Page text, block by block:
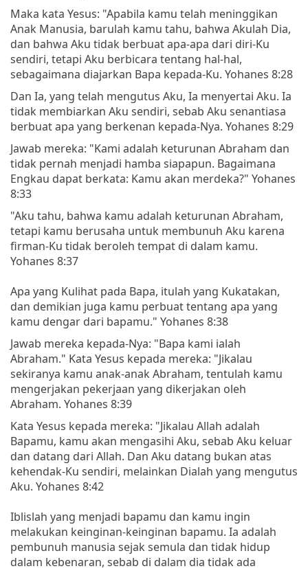
Maka kata Yesus: "Apabila kamu telah meninggikan
Anak Manusia, barulah kamu tahu, bahwa Akulah Dia,
dan bahwa Aku tidak berbuat apa-apa dari diri-Ku
sendiri, tetapi Aku berbicara tentang hal-hal,
sebagaimana diajarkan Bapa kepada-Ku. Yohanes 8:28
Dan Ia, yang telah mengutus Aku, Ia menyertai Aku. Ia
tidak membiarkan Aku sendiri, sebab Aku senantiasa
berbuat apa yang berkenan kepada-Nya. Yohanes 8:29
Jawab mereka: "Kami adalah keturunan Abraham dan
tidak pernah menjadi hamba siapapun. Bagaimana
Engkau dapat berkata: Kamu akan merdeka?" Yohanes
8:33
"Aku tahu, bahwa kamu adalah keturunan Abraham,
tetapi kamu berusaha untuk membunuh Aku karena
firman-Ku tidak beroleh tempat di dalam kamu.
Yohanes 8:37
Apa yang Kulihat pada Bapa, itulah yang Kukatakan,
dan demikian juga kamu perbuat tentang apa yang
kamu dengar dari bapamu." Yohanes 8:38
Jawab mereka kepada-Nya: "Bapa kami ialah
Abraham." Kata Yesus kepada mereka: "Jikalau
sekiranya kamu anak-anak Abraham, tentulah kamu
mengerjakan pekerjaan yang dikerjakan oleh
Abraham. Yohanes 8:39
Kata Yesus kepada mereka: "Jikalau Allah adalah
Bapamu, kamu akan mengasihi Aku, sebab Aku keluar
dan datang dari Allah. Dan Aku datang bukan atas
kehendak-Ku sendiri, melainkan Dialah yang mengutus
Aku. Yohanes 8:42
Iblislah yang menjadi bapamu dan kamu ingin
melakukan keinginan-keinginan bapamu. Ia adalah
pembunuh manusia sejak semula dan tidak hidup
dalam kebenaran, sebab di dalam dia tidak ada